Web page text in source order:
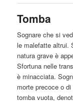
Tomba
Sognare che si
le malefattealtrui.
natura grave è
Sfortuna nelle
è minacciata.
morte precoce o
tomba vuota,